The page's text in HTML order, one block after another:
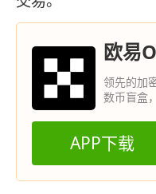
欧易
领先的加
数币盲盒
APP下载